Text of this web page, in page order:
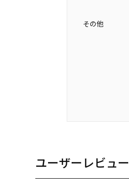
その他
ユーザーレビュー